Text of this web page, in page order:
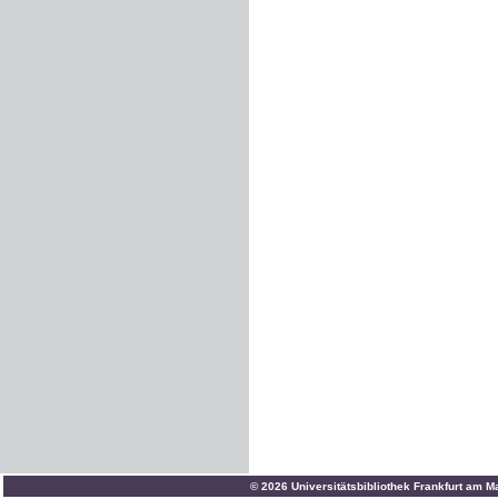
© 2026 Universitätsbibliothek Frankfurt am